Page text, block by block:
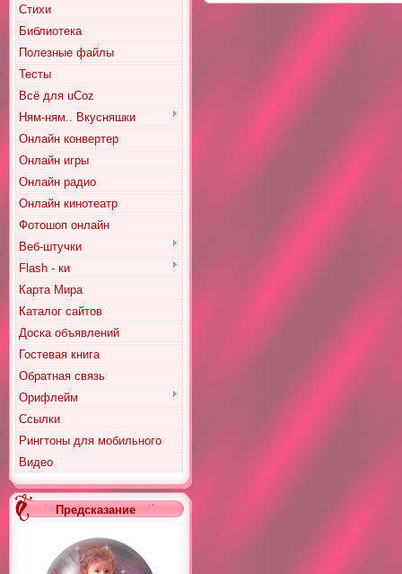
Стихи
Библиотека
Полезные файлы
Тесты
Всё для uCoz
Ням-ням.. Вкусняшки
Онлайн конвертер
Онлайн игры
Онлайн радио
Онлайн кинотеатр
Фотошоп онлайн
Веб-штучки
Flash - ки
Карта Мира
Каталог сайтов
Доска объявлений
Гостевая книга
Обратная связь
Орифлейм
Ссылки
Рингтоны для мобильного
Видео
Предсказание